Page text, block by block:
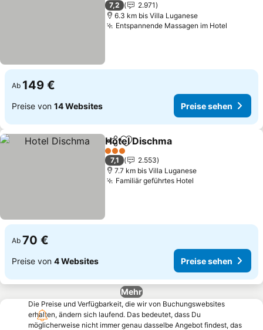
7,2
2.971
6.3 km bis Villa Luganese
Entspannende Massagen im Hotel
Ab 149 €
Preise von 14 Websites Preise sehen
TeilenZu Favoriten hinzufügen
Hotel Dischma
3 Sterne
7,1
2.553
7.7 km bis Villa Luganese
Familiär geführtes Hotel
Ab 70 €
Preise von 4 Websites Preise sehen
Mehr
Die Preise und Verfügbarkeit, die wir von Buchungswebsites
erhalten, ändern sich laufend. Das bedeutet, dass Du
möglicherweise nicht immer genau dasselbe Angebot findest, das